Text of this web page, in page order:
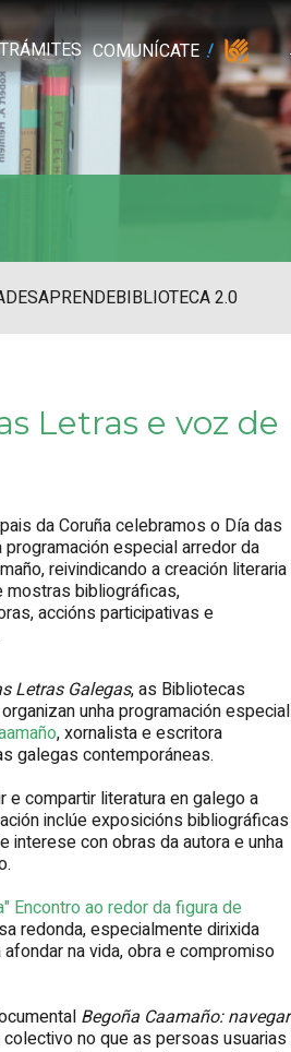
TRÁMITES COMUNÍCATE
APRENDEBIBLIOTECA 2.0
Letras e voz de
da Coruña celebramos o Día das
programación especial arredor da
reivindicando a creación literaria
mostras bibliográficas,
accións participativas e
Letras Galegas, as Bibliotecas
unha programación especial
, xornalista e escritora
galegas contemporáneas.
compartir literatura en galego a
inclúe exposicións bibliográficas
interese con obras da autora e unha
Encontro ao redor da figura de
redonda, especialmente dirixida
na vida, obra e compromiso
Begoña Caamaño: navegar
no que as persoas usuarias